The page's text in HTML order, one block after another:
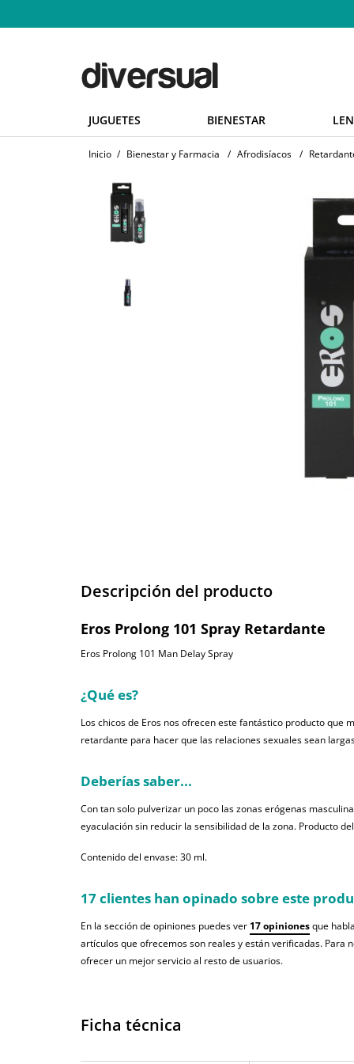
JUGUETES BIENESTAR
Inicio / Bienestar y Farmacia / Afrodisíacos /
Descripción del producto
Eros Prolong 101 Spray Retardante
Eros Prolong 101 Man Delay Spray
¿Qué es?
Los chicos de Eros nos ofrecen este fantástico producto que
retardante para hacer que las relaciones sexuales sean
Deberías saber...
Con tan solo pulverizar un poco las zonas erógenas
eyaculación sin reducir la sensibilidad de la zona. Producto
Contenido del envase: 30 ml.
17 clientes han opinado sobre este
En la sección de opiniones puedes ver 17 opinionesque
artículos que ofrecemos son reales y están verificadas. Para
ofrecer un mejor servicio al resto de usuarios.
Ficha técnica